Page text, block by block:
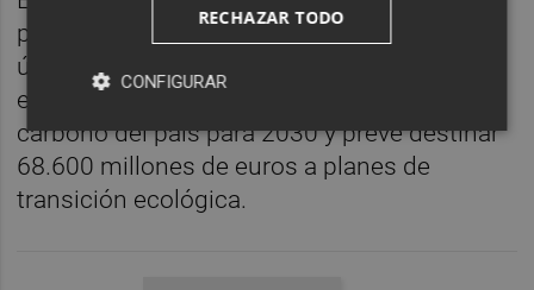
por la tecnología renovable, pues según los
últimos datos de la Agencia EFE, este
ejecutivo quiere reducir las emisiones de
carbono del país para 2030 y prevé destinar
68.600 millones de euros a planes de
transición ecológica.
RECHAZAR TODO
CONFIGURAR